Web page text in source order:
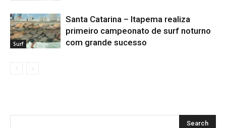
Surf
Santa Catarina – Itapema realiza
primeiro campeonato de surf noturno
com grande sucesso